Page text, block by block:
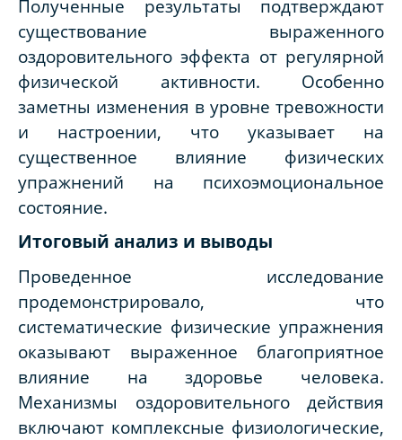
Полученные результаты подтверждают
существование выраженного
оздоровительного эффекта от регулярной
физической активности. Особенно
заметны изменения в уровне тревожности
и настроении, что указывает на
существенное влияние физических
упражнений на психоэмоциональное
состояние.
Итоговый анализ и выводы
Проведенное исследование
продемонстрировало, что
систематические физические упражнения
оказывают выраженное благоприятное
влияние на здоровье человека.
Механизмы оздоровительного действия
включают комплексные физиологические,